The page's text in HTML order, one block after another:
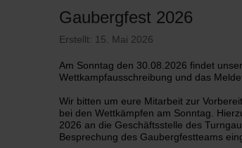
Gaubergfest 2026
Erstellt: 15. Mai 2026
Am Sonntag den 30.08.2026 findet
Wettkampfausschreibung und das
Wir bitten um eure Mitarbeit zur
bei den Wettkämpfen am Sonntag.
2026 an die Geschäftsstelle des
Besprechung des Gaubergfestteams